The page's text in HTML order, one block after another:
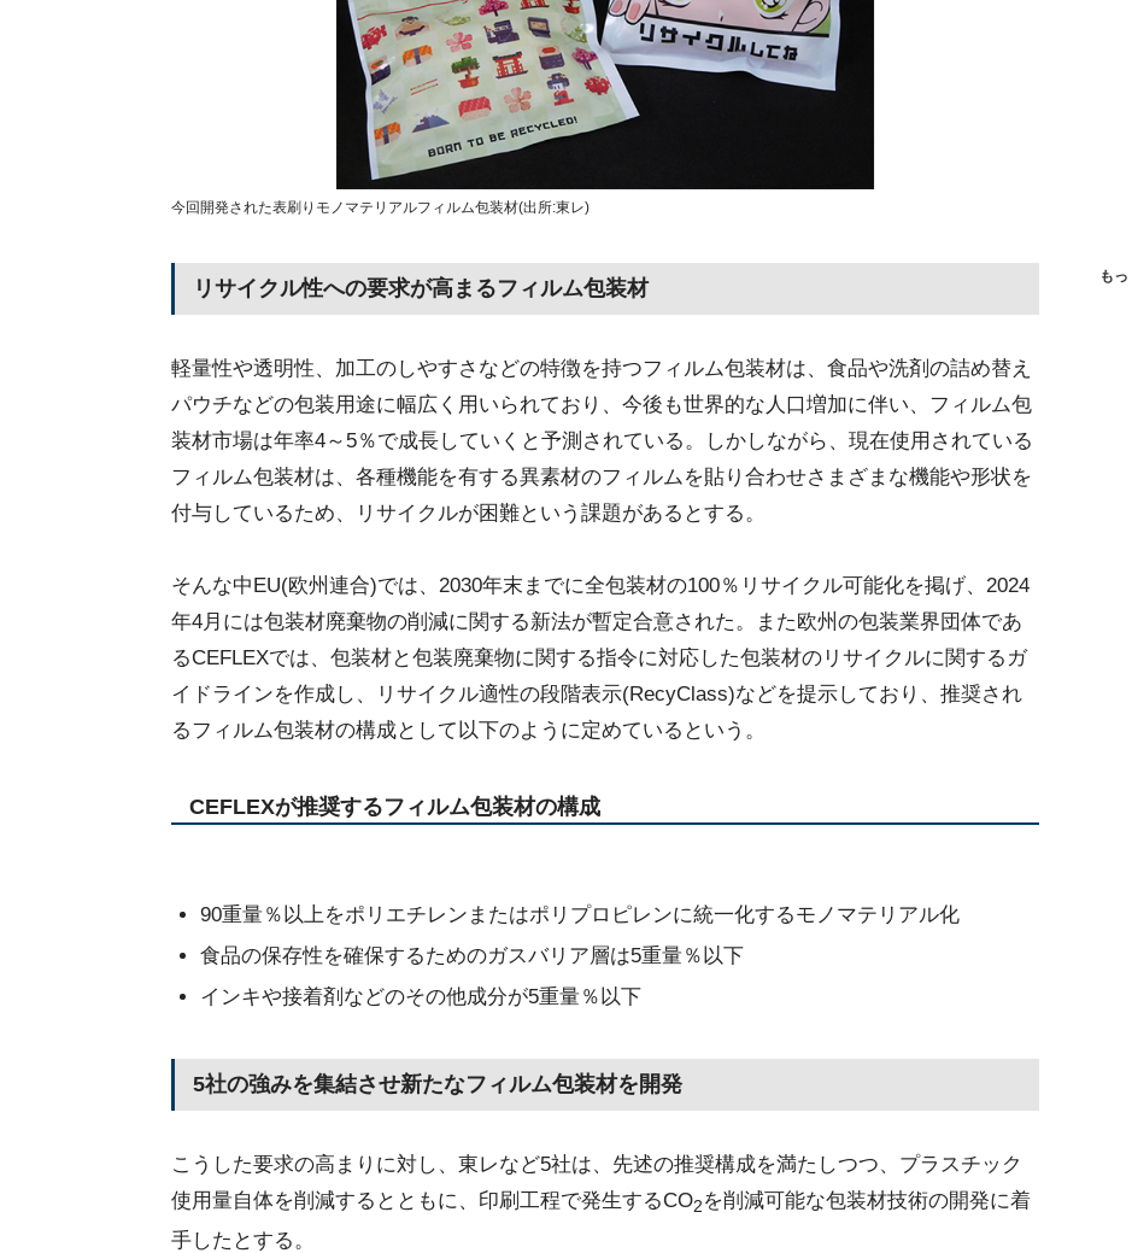
今回開発された表刷りモノマテリアルフィルム包装材(出所:東レ)
リサイクル性への要求が高まるフィルム包装材
軽量性や透明性、加工のしやすさなどの特徴を持つフィルム包装材は、食品や洗剤の詰め替え
パウチなどの包装用途に幅広く用いられており、今後も世界的な人口増加に伴い、フィルム包
装材市場は年率4～5％で成長していくと予測されている。しかしながら、現在使用されている
フィルム包装材は、各種機能を有する異素材のフィルムを貼り合わせさまざまな機能や形状を
付与しているため、リサイクルが困難という課題があるとする。
そんな中EU(欧州連合)では、2030年末までに全包装材の100％リサイクル可能化を掲げ、2024
年4月には包装材廃棄物の削減に関する新法が暫定合意された。また欧州の包装業界団体であ
るCEFLEXでは、包装材と包装廃棄物に関する指令に対応した包装材のリサイクルに関するガ
イドラインを作成し、リサイクル適性の段階表示(RecyClass)などを提示しており、推奨され
るフィルム包装材の構成として以下のように定めているという。
CEFLEXが推奨するフィルム包装材の構成
90重量％以上をポリエチレンまたはポリプロピレンに統一化するモノマテリアル化
食品の保存性を確保するためのガスバリア層は5重量％以下
インキや接着剤などのその他成分が5重量％以下
5社の強みを集結させ新たなフィルム包装材を開発
こうした要求の高まりに対し、東レなど5社は、先述の推奨構成を満たしつつ、プラスチック
使用量自体を削減するとともに、印刷工程で発生するCO2を削減可能な包装材技術の開発に着
手したとする。
も